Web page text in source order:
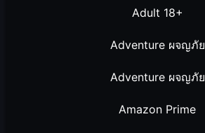
Adult 18+
Adventure ผจญภัย
Adventure ผจญภัย
Amazon Prime